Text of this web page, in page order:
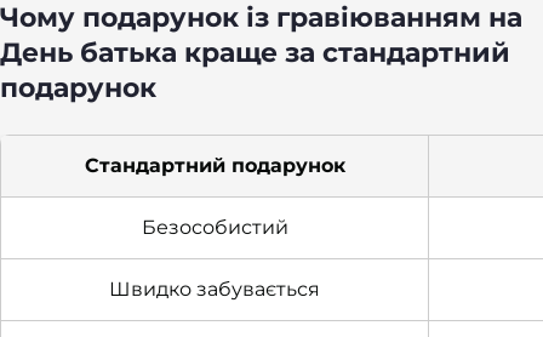
Чому подарунок із гравіюванням на
День батька краще за стандартний
подарунок
Стандартний подарунок
Безособистий
Швидко забувається